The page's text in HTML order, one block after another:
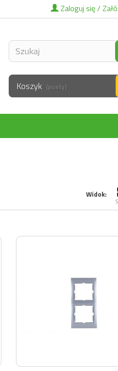
Zaloguj się /
Koszyk (pusty)
Widok: